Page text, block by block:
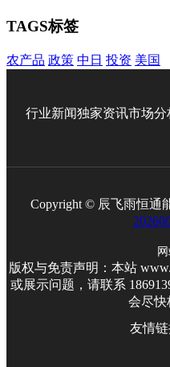
TAGS标签
农产品 政策 中日 投资 美国
行业新闻独家资讯市场分
Copyright © 辰飞雨恒通
版权与免责声明：本站
或展示问题，请联系
会尽快
友情链